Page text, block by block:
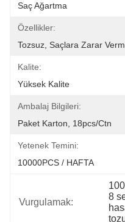
Saç Ağartma
Özellikler:
Tozsuz, Saçlara Zarar
Kalite:
Yüksek Kalite
Ambalaj Bilgileri:
Paket Karton, 18pcs/ctn
Yetenek Temini:
10000PCS / HAFTA
Vurgulamak:
8